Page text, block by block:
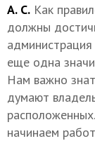
А. С. Как
должны
еще одна
Нам важно
думают
начинаем